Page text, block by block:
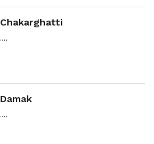
Chakarghatti
....
Damak
....